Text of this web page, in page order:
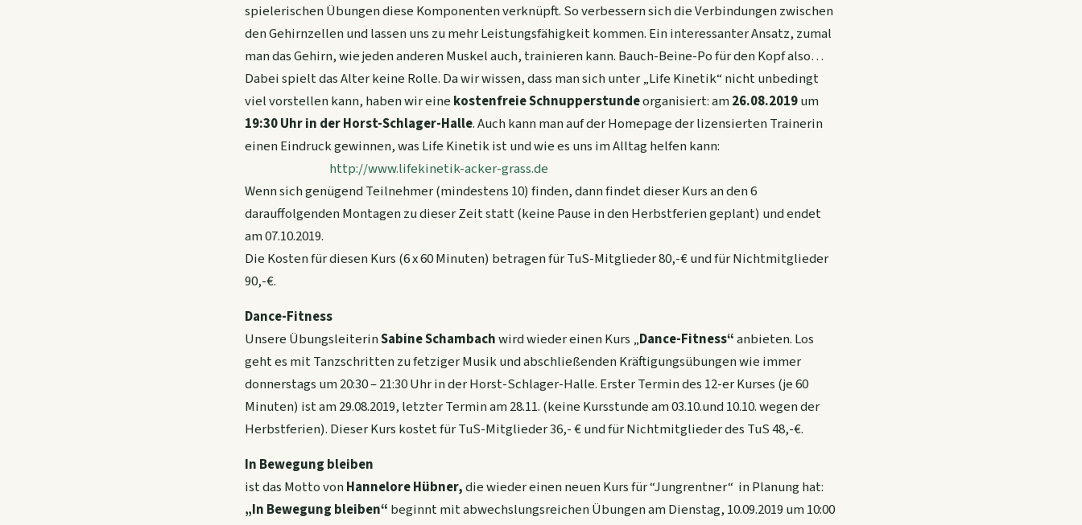
spielerischen Übungen diese Komponenten verknüpft. So verbessern sich die Verbindungen zwischen
den Gehirnzellen und lassen uns zu mehr Leistungsfähigkeit kommen. Ein interessanter Ansatz, zumal
man das Gehirn, wie jeden anderen Muskel auch, trainieren kann. Bauch-Beine-Po für den Kopf also…
Dabei spielt das Alter keine Rolle. Da wir wissen, dass man sich unter „Life Kinetik“ nicht unbedingt
viel vorstellen kann, haben wir eine kostenfreie Schnupperstundeorganisiert: am26.08.2019um
19:30 Uhr in der Horst-Schlager-Halle. Auch kann man auf der Homepage der lizensierten Trainerin
einen Eindruck gewinnen, was Life Kinetik ist und wie es uns im Alltag helfen kann:
http://www.lifekinetik-acker-grass.de
Wenn sich genügend Teilnehmer (mindestens 10) finden, dann findet dieser Kurs an den 6
darauffolgenden Montagen zu dieser Zeit statt (keine Pause in den Herbstferien geplant) und endet
am 07.10.2019.
Die Kosten für diesen Kurs (6 x 60 Minuten) betragen für TuS-Mitglieder 80,-€ und für Nichtmitglieder
90,-€.
Dance-Fitness
Unsere ÜbungsleiterinSabine Schambachwird wieder einen Kurs „Dance-Fitness“anbieten. Los
geht es mit Tanzschritten zu fetziger Musik und abschließenden Kräftigungsübungen wie immer
donnerstags um 20:30 – 21:30 Uhr in der Horst-Schlager-Halle. Erster Termin des 12-er Kurses (je 60
Minuten) ist am 29.08.2019, letzter Termin am 28.11. (keine Kursstunde am 03.10.und 10.10. wegen der
Herbstferien). Dieser Kurs kostet für TuS-Mitglieder 36,- € und für Nichtmitglieder des TuS 48,-€.
In Bewegung bleiben
ist das Motto vonHannelore Hübner,die wieder einen neuen Kurs für “Jungrentner“ in Planung hat:
„In Bewegung bleiben“ beginnt mit abwechslungsreichen Übungen am Dienstag, 10.09.2019 um 10:00